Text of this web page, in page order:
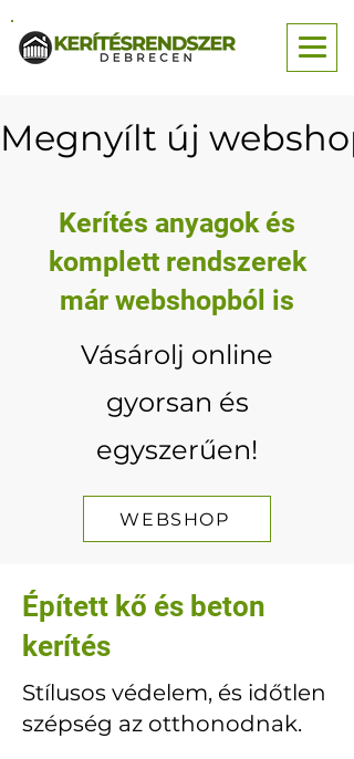
Megnyílt új
Kerítés anyagok és
komplett rendszerek
már webshopból is
Vásárolj online
gyorsan és
egyszerűen!
WEBSHOP
Épített kő és beton
kerítés
Stílusos védelem, és időtlen
szépség az otthonodnak.